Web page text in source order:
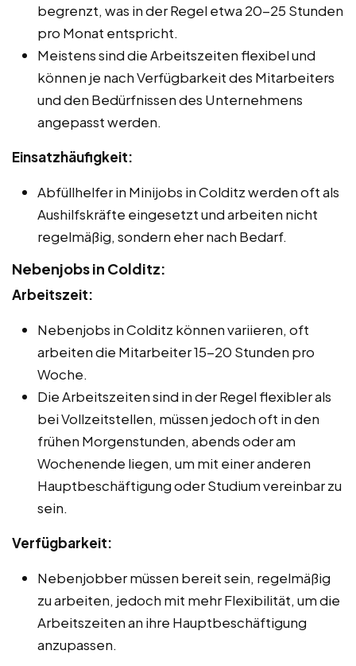
begrenzt, was in der Regel etwa 20-25 Stunden
pro Monat entspricht.
Meistens sind die Arbeitszeiten flexibel und
können je nach Verfügbarkeit des Mitarbeiters
und den Bedürfnissen des Unternehmens
angepasst werden.
Einsatzhäufigkeit:
Abfüllhelfer in Minijobs in Colditz werden oft als
Aushilfskräfte eingesetzt und arbeiten nicht
regelmäßig, sondern eher nach Bedarf.
Nebenjobs in Colditz:
Arbeitszeit:
Nebenjobs in Colditz können variieren, oft
arbeiten die Mitarbeiter 15-20 Stunden pro
Woche.
Die Arbeitszeiten sind in der Regel flexibler als
bei Vollzeitstellen, müssen jedoch oft in den
frühen Morgenstunden, abends oder am
Wochenende liegen, um mit einer anderen
Hauptbeschäftigung oder Studium vereinbar zu
sein.
Verfügbarkeit:
Nebenjobber müssen bereit sein, regelmäßig
zu arbeiten, jedoch mit mehr Flexibilität, um die
Arbeitszeiten an ihre Hauptbeschäftigung
anzupassen.